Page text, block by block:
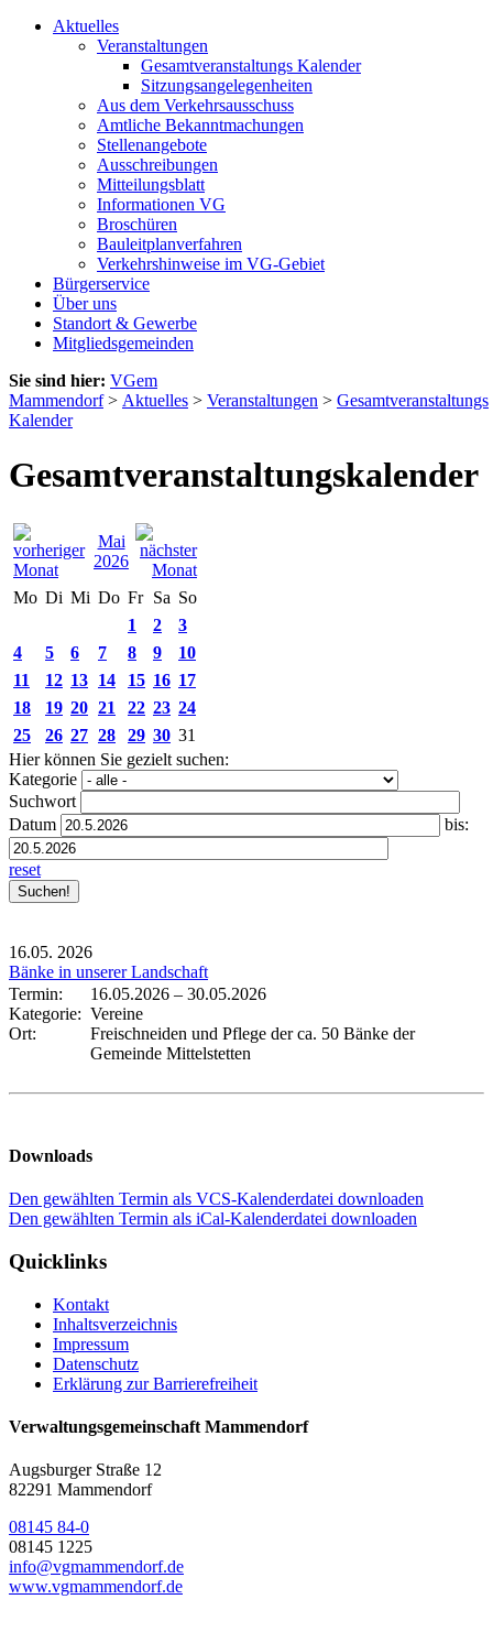
Aktuelles
Veranstaltungen
Gesamtveranstaltungs Kalender
Sitzungsangelegenheiten
Aus dem Verkehrsausschuss
Amtliche Bekanntmachungen
Stellenangebote
Ausschreibungen
Mitteilungsblatt
Informationen VG
Broschüren
Bauleitplanverfahren
Verkehrshinweise im VG-Gebiet
Bürgerservice
Über uns
Standort & Gewerbe
Mitgliedsgemeinden
Sie sind hier: VGem
Mammendorf> Aktuelles > Veranstaltungen > Gesamtveranstaltungs
Kalender
Gesamtveranstaltungskalender
Mai
2026
Mo Di Mi Do Fr Sa So
1
2
3
4
5 6 7 8 9
10
11
12 13 14 15 16 17
18
19 20 21 22 23 24
25
26 27 28 29 30 31
Hier können Sie gezielt suchen:
Kategorie
Suchwort
Datum
bis:
reset
16.05. 2026
Bänke in unserer Landschaft
Termin:
16.05.2026 – 30.05.2026
Kategorie: Vereine
Ort:
Freischneiden und Pflege der ca. 50 Bänke der
Gemeinde Mittelstetten
Downloads
Den gewählten Termin als VCS-Kalenderdatei downloaden
Den gewählten Termin als iCal-Kalenderdatei downloaden
Quicklinks
Kontakt
Inhaltsverzeichnis
Impressum
Datenschutz
Erklärung zur Barrierefreiheit
Verwaltungsgemeinschaft Mammendorf
Augsburger Straße 12
82291 Mammendorf
08145 84-0
08145 1225
info@vgmammendorf.de
www.vgmammendorf.de